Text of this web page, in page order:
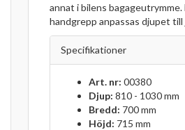
annat i bilens bagageutrymme.
handgrepp anpassas djupet
Specifikationer
Art. nr: 00380
Djup: 810 - 1030 mm
Bredd: 700 mm
Höjd: 715 mm